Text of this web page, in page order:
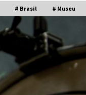
# Brasil # Museu